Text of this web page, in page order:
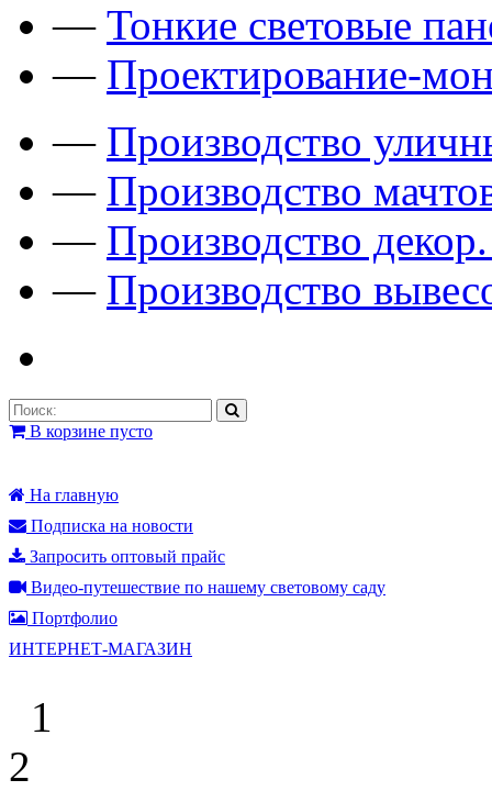
— Тонкие световые
— Проектирование-
— Производство
— Производство
— Производство
— Производство
В корзине пусто
На главную
Подписка на новости
Запросить оптовый прайс
Видео-путешествие по нашему световому саду
Портфолио
ИНТЕРНЕТ-МАГАЗИН
1
2